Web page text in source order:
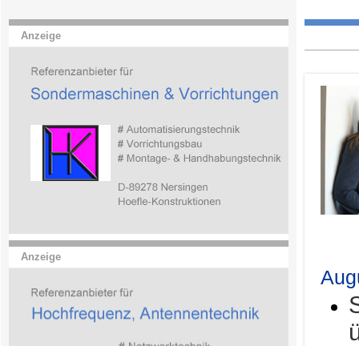
Anzeige
Anzeige